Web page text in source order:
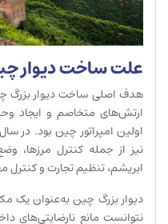
علت ساخت دیوار
هدف اصلی ساخت دیوار بزرگ
ارتش‌های متخاصم و ایجاد
اولین امپراتور چین بود. در
نیز از جمله کنترل مرزها،
ابریشم، تنظیم تجارت و کنترل
دیوار بزرگ چین به‌عنوان یک